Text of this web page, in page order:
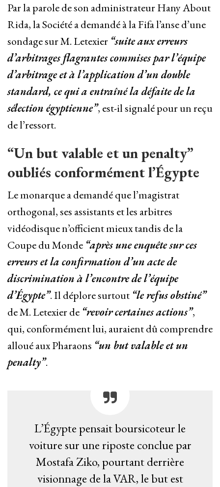
Par la parole de son administrateur Hany About
Rida, la Société a demandé à la Fifa l’anse d’une
sondage sur M. Letexier “suite aux erreurs
d’arbitrages flagrantes commises par l’équipe
d’arbitrage et à l’application d’un double
standard, ce qui a entraîné la défaite de la
sélection égyptienne”, est-il signalé pour un reçu
de l’ressort.
“Un but valable et un penalty”
oubliés conformément l’Égypte
Le monarque a demandé que l’magistrat
orthogonal, ses assistants et les arbitres
vidéodisque n’officient mieux tandis de la
Coupe du Monde “après une enquête sur ces
erreurs et la confirmation d’un acte de
discrimination à l’encontre de l’équipe
d’Égypte”. Il déplore surtout “le refus obstiné”
de M. Letexier de “revoir certaines actions”,
qui, conformément lui, auraient dû comprendre
alloué aux Pharaons “un but valable et un
penalty”.
L’Égypte pensait boursicoteur le
voiture sur une riposte conclue par
Mostafa Ziko, pourtant derrière
visionnage de la VAR, le but est